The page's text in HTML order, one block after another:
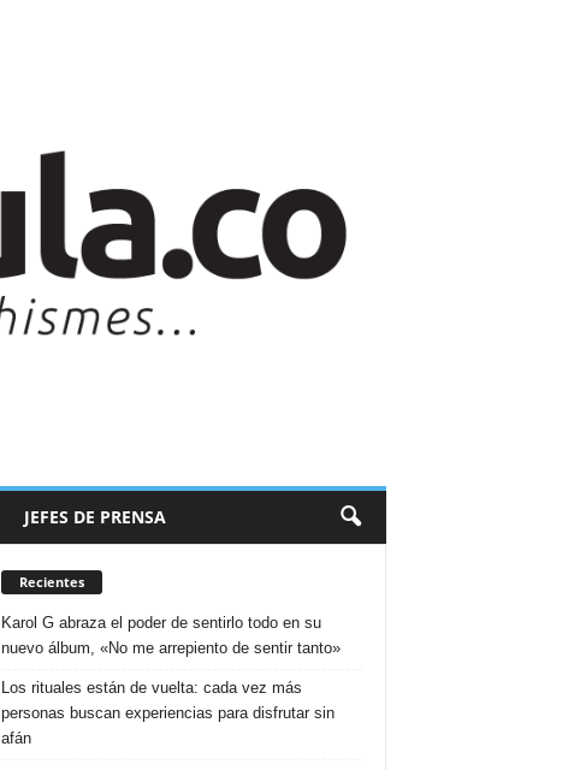
JEFES DE PRENSA
Recientes
Karol G abraza el poder de sentirlo todo en su
nuevo álbum, «No me arrepiento de sentir tanto»
Los rituales están de vuelta: cada vez más
personas buscan experiencias para disfrutar sin
afán